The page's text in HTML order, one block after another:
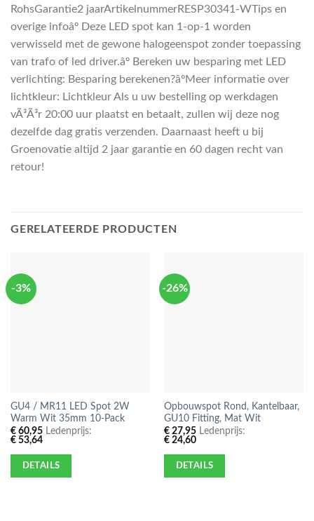
RohsGarantie2 jaarArtikelnummerRESP30341-WTips en
overige infoâº Deze LED spot kan 1-op-1 worden
verwisseld met de gewone halogeenspot zonder toepassing
van trafo of led driver.âº Bereken uw besparing met LED
verlichting: Besparing berekenen?âºMeer informatie over
lichtkleur: Lichtkleur Als u uw bestelling op werkdagen
vÃ³Ã³r 20:00 uur plaatst en betaalt, zullen wij deze nog
dezelfde dag gratis verzenden. Daarnaast heeft u bij
Groenovatie altijd 2 jaar garantie en 60 dagen recht van
retour!
GERELATEERDE PRODUCTEN
-3%
GU4 / MR11 LED Spot 2W
Warm Wit 35mm 10-Pack
€60,95Ledenprijs:
€53,64
DETAILS
-26%
Opbouwspot Rond, Kantelbaar,
GU10 Fitting, Mat Wit
€27,95Ledenprijs:
€24,60
DETAILS